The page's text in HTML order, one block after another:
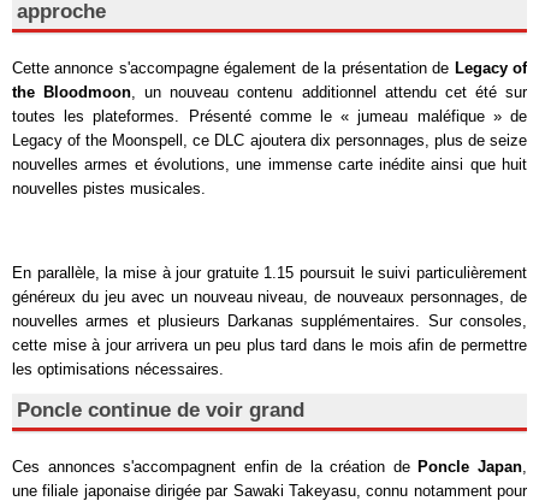
approche
Cette annonce s'accompagne également de la présentation de Legacy of
the Bloodmoon, un nouveau contenu additionnel attendu cet été sur
toutes les plateformes. Présenté comme le « jumeau maléfique » de
Legacy of the Moonspell , ce DLC ajoutera dix personnages, plus de seize
nouvelles armes et évolutions, une immense carte inédite ainsi que huit
nouvelles pistes musicales.
En parallèle, la mise à jour gratuite 1.15 poursuit le suivi particulièrement
généreux du jeu avec un nouveau niveau, de nouveaux personnages, de
nouvelles armes et plusieurs Darkanas supplémentaires. Sur consoles,
cette mise à jour arrivera un peu plus tard dans le mois afin de permettre
les optimisations nécessaires.
Poncle continue de voir grand
Ces annonces s'accompagnent enfin de la création de Poncle Japan,
une filiale japonaise dirigée par Sawaki Takeyasu, connu notamment pour